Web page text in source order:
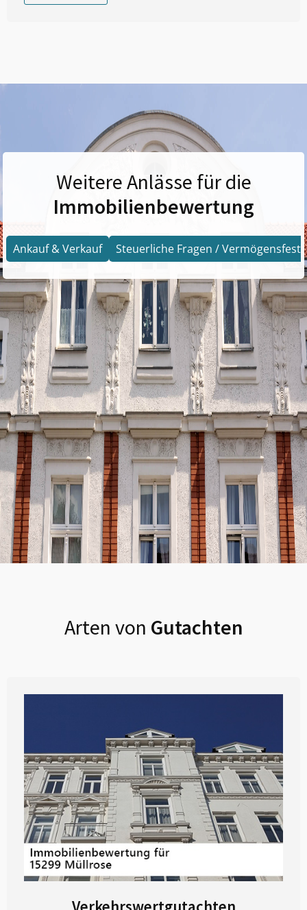
Weitere Anlässe für die
Immobilienbewertung
Ankauf & Verkauf Steuerliche Fragen /
Arten von Gutachten